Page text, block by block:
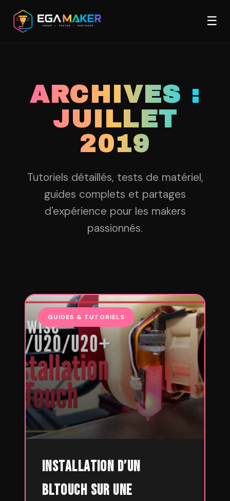
contenu
☰
ARCHIVES :
JUILLET
2019
Tutoriels détaillés, tests de matériel,
guides complets et partages
d'expérience pour les makers
passionnés.
GUIDES & TUTORIELS
Installation d’un
BLTouch sur une